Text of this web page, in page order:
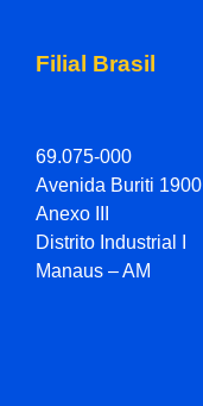
Filial Brasil
69.075-000
Avenida Buriti 1900
Anexo III
Distrito Industrial I
Manaus – AM